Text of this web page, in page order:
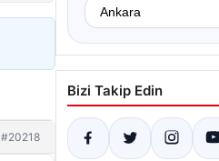
#20218
Bizi Takip Edin